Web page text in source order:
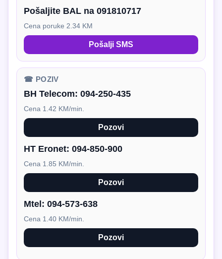
Pošaljite BAL na 091810717
Cena poruke 2.34 KM
Pošalji SMS
☎ POZIV
BH Telecom: 094-250-435
Cena 1.42 KM/min.
Pozovi
HT Eronet: 094-850-900
Cena 1.85 KM/min.
Pozovi
Mtel: 094-573-638
Cena 1.40 KM/min.
Pozovi